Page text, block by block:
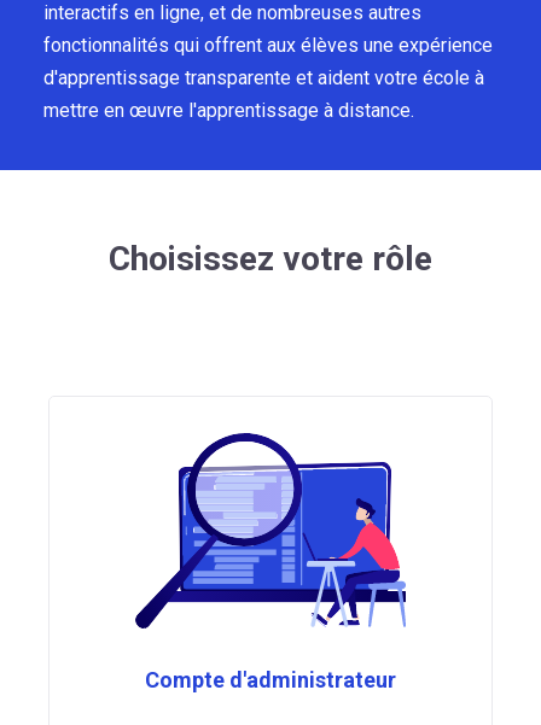
interactifs en ligne, et de nombreuses autres
fonctionnalités qui offrent aux élèves une expérience
d'apprentissage transparente et aident votre école à
mettre en œuvre l'apprentissage à distance.
Choisissez votre rôle
Compte d'administrateur